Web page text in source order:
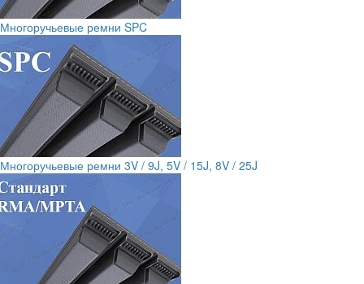
Многоручьевые ремни SPC
Многоручьевые ремни 3V / 9J, 5V / 15J, 8V / 25J